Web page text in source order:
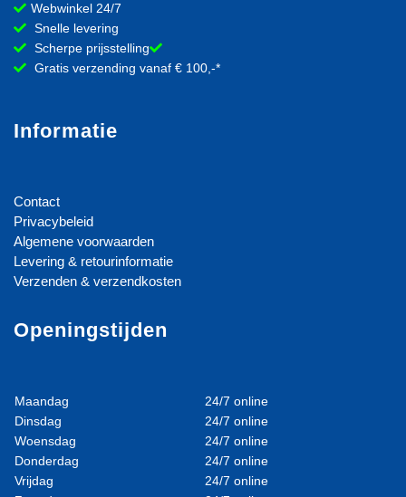
Webwinkel 24/7
Snelle levering
Scherpe prijsstelling
Gratis verzending vanaf € 100,-*
Informatie
Contact
Privacybeleid
Algemene voorwaarden
Levering & retourinformatie
Verzenden & verzendkosten
Openingstijden
Maandag
24/7 online
Dinsdag
24/7 online
Woensdag
24/7 online
Donderdag
24/7 online
Vrijdag
24/7 online